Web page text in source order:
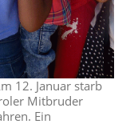
12. Januar starb
Mitbruder
Ein